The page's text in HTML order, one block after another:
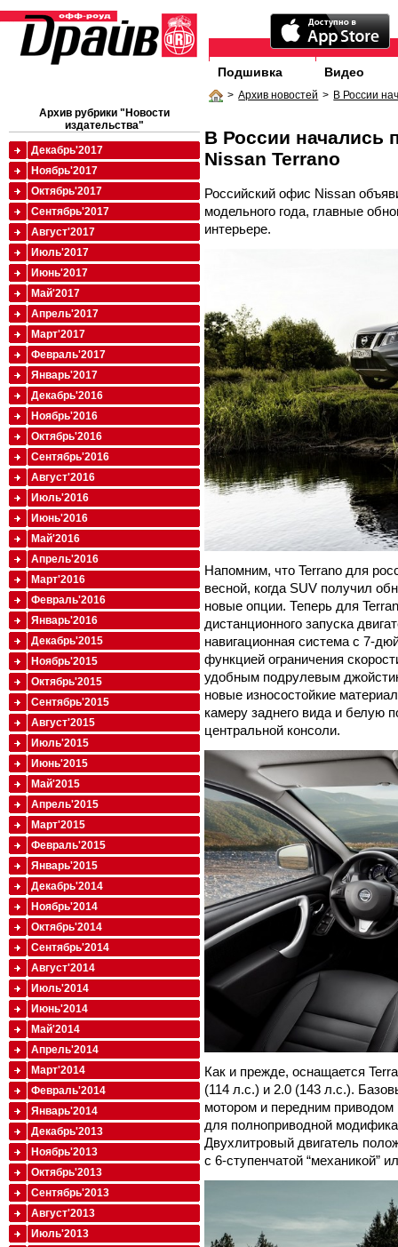
Подшивка Видео
> Архив новостей > В России
В России начались
Nissan Terrano
Российский офис Nissan
модельного года, главные
интерьере.
Напомним, что Terrano для
весной, когда SUV получил
новые опции. Теперь для
дистанционного запуска
навигационная система с 7-
функцией ограничения
удобным подрулевым
новые износостойкие
камеру заднего вида и белую
центральной консоли.
Как и прежде, оснащается
(114 л.с.) и 2.0 (143 л.с.).
мотором и передним приводом
для полноприводной
Двухлитровый двигатель
с 6-ступенчатой “механикой”
Архив рубрики "Новости
издательства"
Декабрь'2017
Ноябрь'2017
Октябрь'2017
Сентябрь'2017
Август'2017
Июль'2017
Июнь'2017
Май'2017
Апрель'2017
Март'2017
Февраль'2017
Январь'2017
Декабрь'2016
Ноябрь'2016
Октябрь'2016
Сентябрь'2016
Август'2016
Июль'2016
Июнь'2016
Май'2016
Апрель'2016
Март'2016
Февраль'2016
Январь'2016
Декабрь'2015
Ноябрь'2015
Октябрь'2015
Сентябрь'2015
Август'2015
Июль'2015
Июнь'2015
Май'2015
Апрель'2015
Март'2015
Февраль'2015
Январь'2015
Декабрь'2014
Ноябрь'2014
Октябрь'2014
Сентябрь'2014
Август'2014
Июль'2014
Июнь'2014
Май'2014
Апрель'2014
Март'2014
Февраль'2014
Январь'2014
Декабрь'2013
Ноябрь'2013
Октябрь'2013
Сентябрь'2013
Август'2013
Июль'2013